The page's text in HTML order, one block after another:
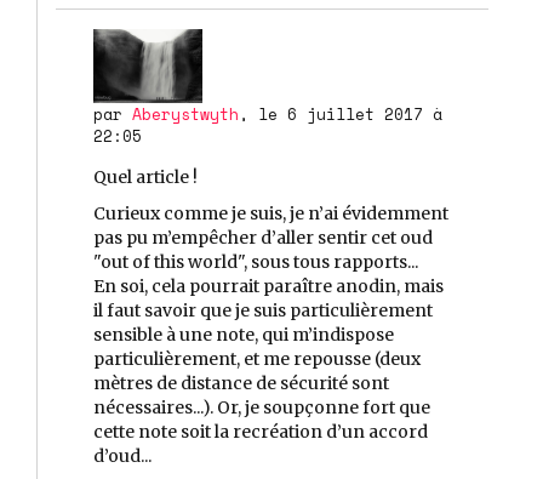
par Aberystwyth , le 6 juillet 2017 à
22:05
Quel article !
Curieux comme je suis, je n’ai évidemment
pas pu m’empêcher d’aller sentir cet oud
"out of this world", sous tous rapports...
En soi, cela pourrait paraître anodin, mais
il faut savoir que je suis particulièrement
sensible à une note, qui m’indispose
particulièrement, et me repousse (deux
mètres de distance de sécurité sont
nécessaires...). Or, je soupçonne fort que
cette note soit la recréation d’un accord
d’oud...